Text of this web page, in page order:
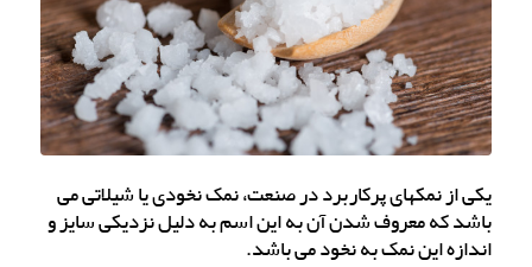
یکی از نمکهای پرکاربرد در صنعت، نمک نخودی یا شیلاتی می
باشد که معروف شدن آن به این اسم به دلیل نزدیکی سایز و
اندازه این نمک به نخود می باشد.